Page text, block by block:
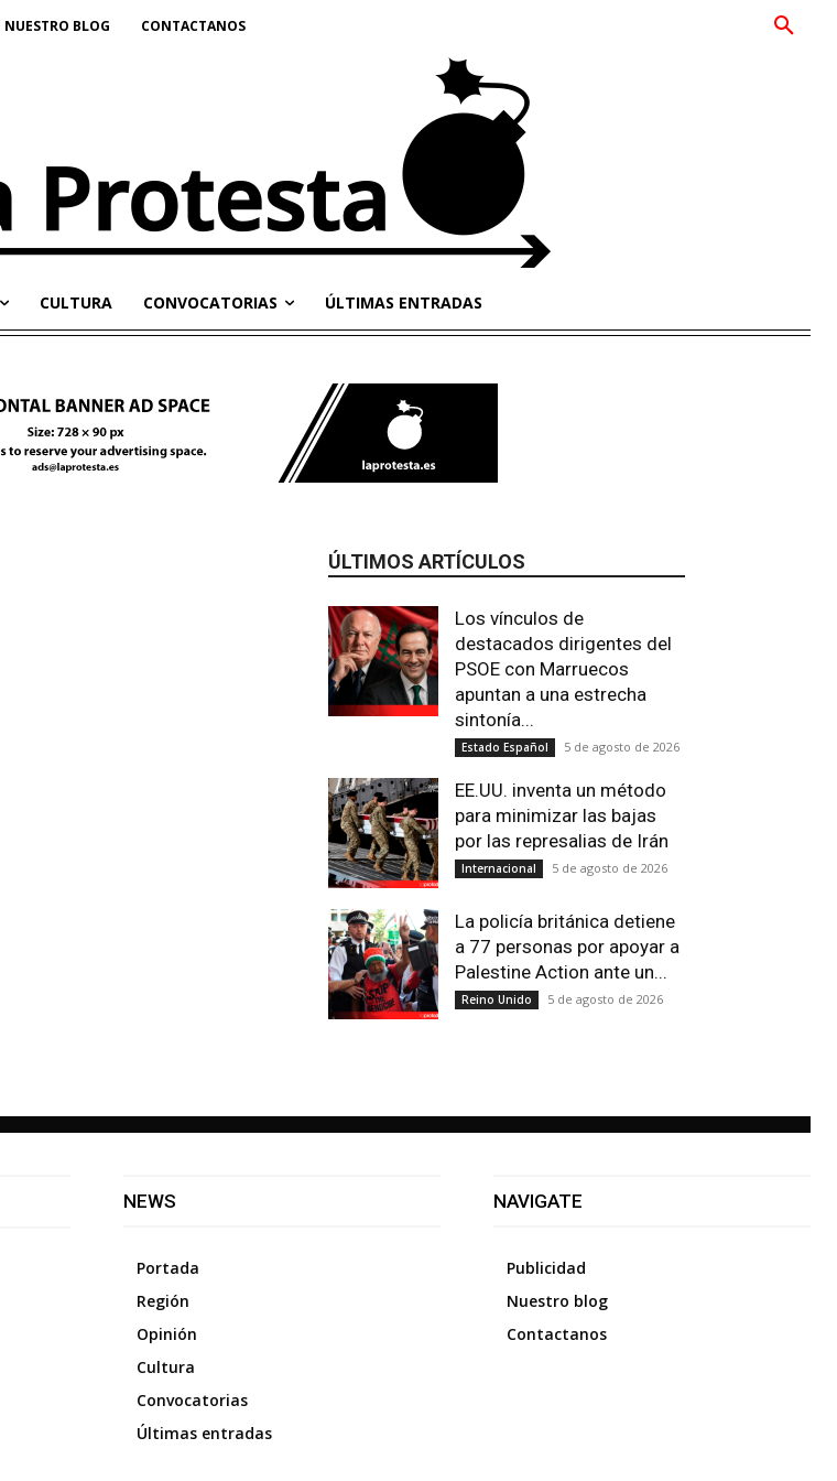
NUESTRO BLOG CONTACTANOS
CULTURA CONVOCATORIAS ÚLTIMAS ENTRADAS
ÚLTIMOS ARTÍCULOS
Los vínculos de
destacados dirigentes del
PSOE con Marruecos
apuntan a una estrecha
sintonía...
Estado Español 5 de agosto de 2026
EE.UU. inventa un método
para minimizar las bajas
por las represalias de Irán
Internacional 5 de agosto de 2026
La policía británica detiene
a 77 personas por apoyar a
Palestine Action ante un...
Reino Unido 5 de agosto de 2026
NEWS
Portada
Región
Opinión
Cultura
Convocatorias
Últimas entradas
NAVIGATE
Publicidad
Nuestro blog
Contactanos